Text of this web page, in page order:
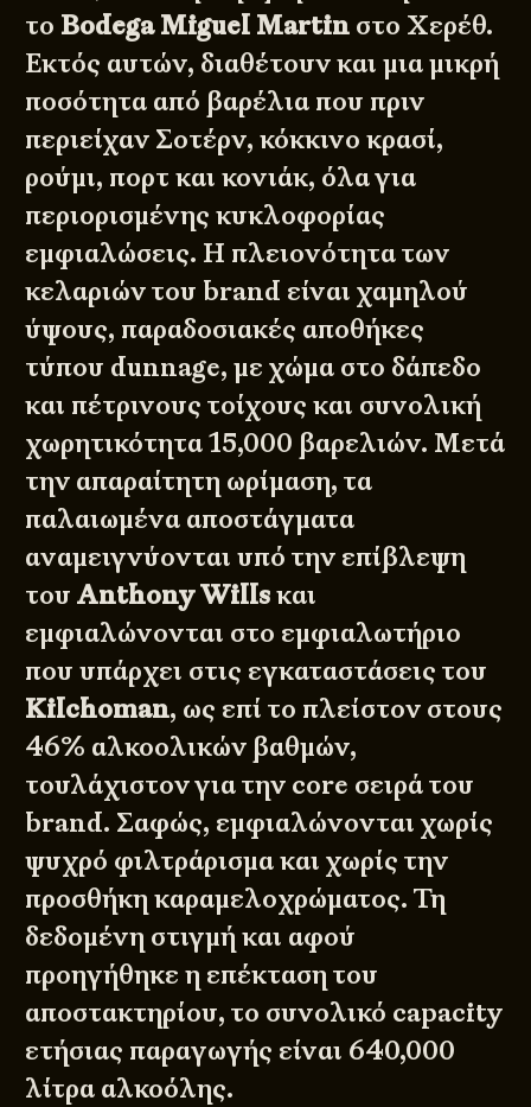
το Bodega Miguel Martin στο Χερέθ.
Εκτός αυτών, διαθέτουν και μια μικρή
ποσότητα από βαρέλια που πριν
περιείχαν Σοτέρν, κόκκινο κρασί,
ρούμι, πορτ και κονιάκ, όλα για
περιορισμένης κυκλοφορίας
εμφιαλώσεις. Η πλειονότητα των
κελαριών του brand είναι χαμηλού
ύψους, παραδοσιακές αποθήκες
τύπου dunnage, με χώμα στο δάπεδο
και πέτρινους τοίχους και συνολική
χωρητικότητα 15,000 βαρελιών. Μετά
την απαραίτητη ωρίμαση, τα
παλαιωμένα αποστάγματα
αναμειγνύονται υπό την επίβλεψη
τουAnthony Willsκαι
εμφιαλώνονται στο εμφιαλωτήριο
που υπάρχει στις εγκαταστάσεις του
Kilchoman, ως επί το πλείστον στους
46% αλκοολικών βαθμών,
τουλάχιστον για την core σειρά του
brand. Σαφώς, εμφιαλώνονται χωρίς
ψυχρό φιλτράρισμα και χωρίς την
προσθήκη καραμελοχρώματος. Τη
δεδομένη στιγμή και αφού
προηγήθηκε η επέκταση του
αποστακτηρίου, το συνολικό capacity
ετήσιας παραγωγής είναι 640,000
λίτρα αλκοόλης.